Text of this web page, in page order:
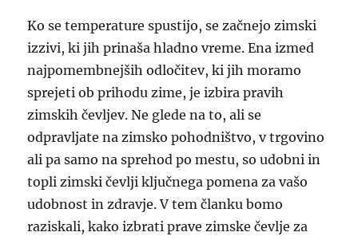
Ko se temperature spustijo, se začnejo zimski
izzivi, ki jih prinaša hladno vreme. Ena izmed
najpomembnejših odločitev, ki jih moramo
sprejeti ob prihodu zime, je izbira pravih
zimskih čevljev. Ne glede na to, ali se
odpravljate na zimsko pohodništvo, v trgovino
ali pa samo na sprehod po mestu, so udobni in
topli zimski čevlji ključnega pomena za vašo
udobnost in zdravje. V tem članku bomo
raziskali, kako izbrati prave zimske čevlje za